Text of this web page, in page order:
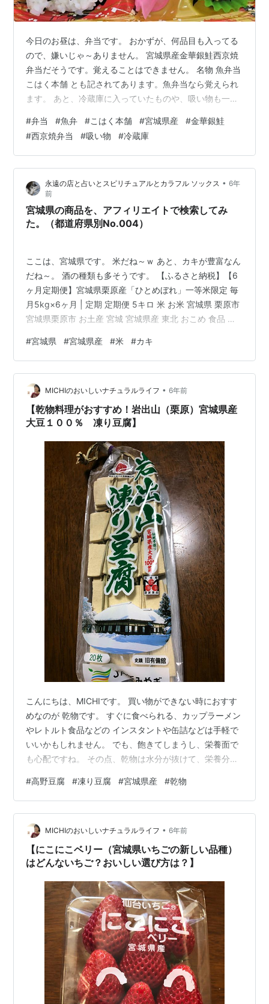
今日のお昼は、弁当です。 おかずが、何品目も入ってる
ので、嫌いじゃ～ありません。 宮城県産金華銀鮭西京焼
弁当だそうです。覚えることはできません。 名物 魚弁当
こはく本舗 とも記されてあります。魚弁当なら覚えられ
ます。 あと、冷蔵庫に入っていたものや、吸い物も一緒
#弁当 #魚弁 #こはく本舗 #宮城県産 #金華銀鮭
#西京焼弁当 #吸い物 #冷蔵庫
永遠の店と占いとスピリチュアルとカラフル ソックス • 6年
前
宮城県の商品を、アフィリエイトで検索してみ
た。（都道府県別No.004）
ここは、宮城県です。 米だね～ｗ あと、カキが豊富なん
だね～。 酒の種類も多そうです。 【ふるさと納税】【6
ヶ月定期便】宮城県栗原産「ひとめぼれ」一等米限定 毎
月5kg×6ヶ月 | 定期 定期便 5キロ 米 お米 宮城県 栗原市
宮城県栗原市 お土産 宮城 宮城県産 東北 おこめ 食品 お
点)感想(0件) あぶら麩丼たれ付きセット3人前×12袋セッ
ト 宮城のご当地グルメ「あぶら麩丼」を手軽に味わえま
す 株式会社北上食品工業 宮城県 価格:6,580円
(2020/10/8 17:46時点)感想(0件) 【新米】【令和2年産…
#宮城県 #宮城県産 #米 #カキ
MICHIのおいしいナチュラルライフ • 6年前
【乾物料理がおすすめ！岩出山（栗原）宮城県産
大豆１００％ 凍り豆腐】
こんにちは、MICHIです。 買い物ができない時におすす
めなのが 乾物です。 すぐに食べられる、カップラーメン
やレトルト食品などの インスタントや缶詰などは手軽で
いいかもしれません。 でも、飽きてしまうし、栄養面で
も心配ですね。 その点、乾物は水分が抜けて、栄養分が
信州からおふくろの味をご家庭に HPによると、 こうや
豆腐1枚に含まれているカルシウムは129mg。 絹ごし豆
腐一丁(300g)分とほぼ同じ 鉄分は1.3mg含まれていま
す。 凍り豆腐は、カルシウムや鉄分がたっぷりなので
す！ 今回は、岩出山凍り豆腐について書いてみたいと思
います…
#高野豆腐 #凍り豆腐 #宮城県産 #乾物
MICHIのおいしいナチュラルライフ • 6年前
【にこにこベリー（宮城県いちごの新しい品種）
はどんないちご？おいしい選び方は？】